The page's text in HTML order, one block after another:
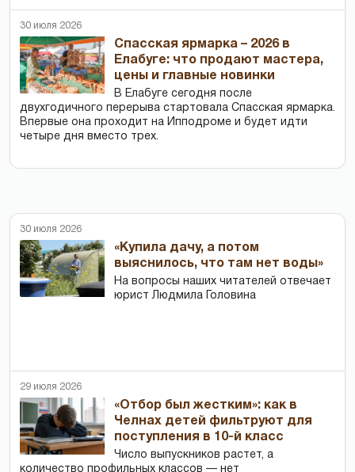
30 июля 2026
Спасская ярмарка – 2026 в
Елабуге: что продают мастера,
цены и главные новинки
В Елабуге сегодня после
двухгодичного перерыва стартовала Спасская ярмарка.
Впервые она проходит на Ипподроме и будет идти
четыре дня вместо трех.
30 июля 2026
«Купила дачу, а потом
выяснилось, что там нет воды»
На вопросы наших читателей отвечает
юрист Людмила Головина
29 июля 2026
«Отбор был жестким»: как в
Челнах детей фильтруют для
поступления в 10-й класс
Число выпускников растет, а
количество профильных классов — нет